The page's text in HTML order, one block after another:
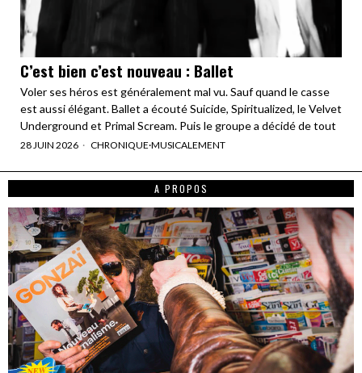
C’est bien c’est nouveau : Ballet
Voler ses héros est généralement mal vu. Sauf quand le casse
est aussi élégant. Ballet a écouté Suicide, Spiritualized, le Velvet
Underground et Primal Scream. Puis le groupe a décidé de tout
28 JUIN 2026 CHRONIQUE·MUSICALEMENT
A PROPOS